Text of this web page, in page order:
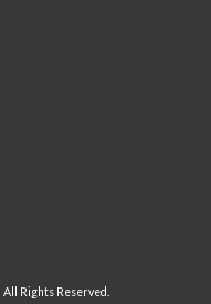
Rights Reserved.